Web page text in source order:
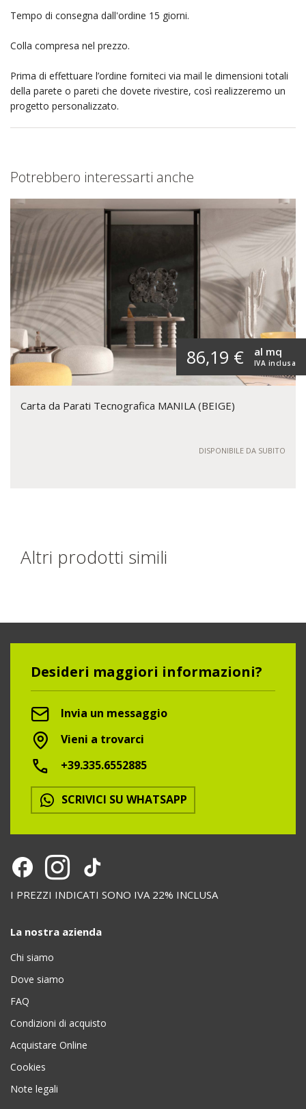
Tempo di consegna dall'ordine 15 giorni.
Colla compresa nel prezzo.
Prima di effettuare l’ordine forniteci via mail le dimensioni totali
della parete o pareti che dovete rivestire, così realizzeremo un
progetto personalizzato.
Potrebbero interessarti anche
86,19 € IVA inclusa
al mq
Carta da Parati Tecnografica MANILA (BEIGE)
DISPONIBILE DA SUBITO
Altri prodotti simili
Desideri maggiori informazioni?
Invia un messaggio
Vieni a trovarci
+39.335.6552885
SCRIVICI SU WHATSAPP
I PREZZI INDICATI SONO IVA 22% INCLUSA
La nostra azienda
Chi siamo
Dove siamo
FAQ
Condizioni di acquisto
Acquistare Online
Cookies
Note legali